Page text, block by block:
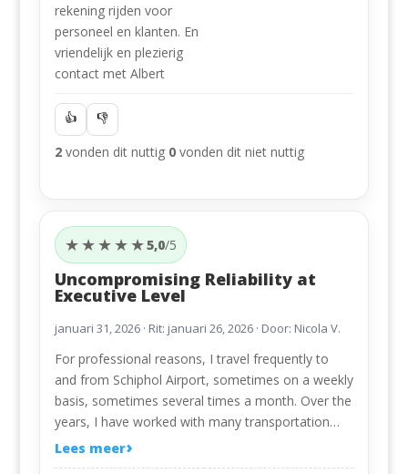
rekening rijden voor
personeel en klanten. En
vriendelijk en plezierig
contact met Albert
👍 👎
2vonden dit nuttig 0vonden dit niet nuttig
★★★★★5,0/5
Uncompromising Reliability at
Executive Level
januari 31, 2026· Rit: januari 26, 2026 · Door: Nicola V.
For professional reasons, I travel frequently to
and from Schiphol Airport, sometimes on a weekly
basis, sometimes several times a month. Over the
years, I have worked with many transportation
providers, but none have matched the level of
reliability demonstrated by LuchthavenExpress.
Lees meer